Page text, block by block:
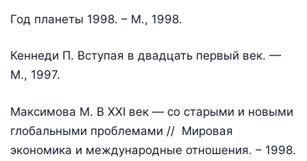
Год планеты 1998. – М., 1998.
Кеннеди П. Вступая в двадцать первый век. —
М., 1997.
Максимова М. В XXI век — со старыми и новыми
глобальными проблемами // Мировая
экономика и международные отношения. – 1998.